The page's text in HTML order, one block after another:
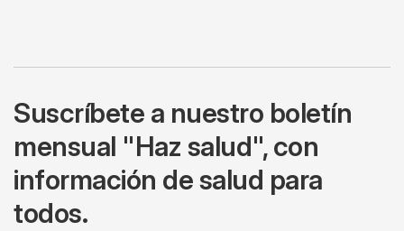
Suscríbete a nuestro boletín
mensual "Haz salud", con
información de salud para
todos.